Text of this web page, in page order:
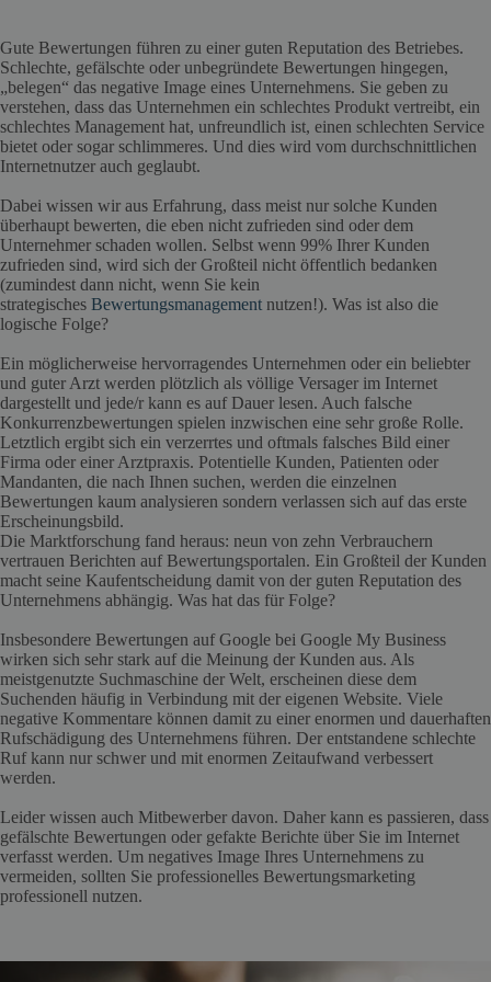
Gute Bewertungen führen zu einer guten Reputation des Betriebes.
Schlechte, gefälschte oder unbegründete Bewertungen hingegen,
„belegen“ das negative Image eines Unternehmens. Sie geben zu
verstehen, dass das Unternehmen ein schlechtes Produkt vertreibt, ein
schlechtes Management hat, unfreundlich ist, einen schlechten Service
bietet oder sogar schlimmeres. Und dies wird vom durchschnittlichen
Internetnutzer auch geglaubt.
Dabei wissen wir aus Erfahrung, dass meist nur solche Kunden
überhaupt bewerten, die eben nicht zufrieden sind oder dem
Unternehmer schaden wollen. Selbst wenn 99% Ihrer Kunden
zufrieden sind, wird sich der Großteil nicht öffentlich bedanken
(zumindest dann nicht, wenn Sie kein
strategisches Bewertungsmanagement nutzen!). Was ist also die
logische Folge?
Ein möglicherweise hervorragendes Unternehmen oder ein beliebter
und guter Arzt werden plötzlich als völlige Versager im Internet
dargestellt und jede/r kann es auf Dauer lesen. Auch falsche
Konkurrenzbewertungen spielen inzwischen eine sehr große Rolle.
Letztlich ergibt sich ein verzerrtes und oftmals falsches Bild einer
Firma oder einer Arztpraxis. Potentielle Kunden, Patienten oder
Mandanten, die nach Ihnen suchen, werden die einzelnen
Bewertungen kaum analysieren sondern verlassen sich auf das erste
Erscheinungsbild.
Die Marktforschung fand heraus: neun von zehn Verbrauchern
vertrauen Berichten auf Bewertungsportalen. Ein Großteil der Kunden
macht seine Kaufentscheidung damit von der guten Reputation des
Unternehmens abhängig. Was hat das für Folge?
Insbesondere Bewertungen auf Google bei Google My Business
wirken sich sehr stark auf die Meinung der Kunden aus. Als
meistgenutzte Suchmaschine der Welt, erscheinen diese dem
Suchenden häufig in Verbindung mit der eigenen Website. Viele
negative Kommentare können damit zu einer enormen und dauerhaften
Rufschädigung des Unternehmens führen. Der entstandene schlechte
Ruf kann nur schwer und mit enormen Zeitaufwand verbessert
werden.
Leider wissen auch Mitbewerber davon. Daher kann es passieren, dass
gefälschte Bewertungen oder gefakte Berichte über Sie im Internet
verfasst werden. Um negatives Image Ihres Unternehmens zu
vermeiden, sollten Sie professionelles Bewertungsmarketing
professionell nutzen.